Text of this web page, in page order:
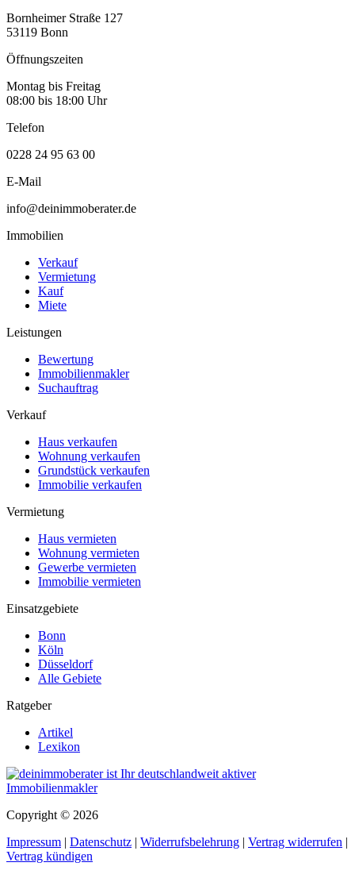
Bornheimer Straße 127
53119 Bonn
Öffnungszeiten
Montag bis Freitag
08:00 bis 18:00 Uhr
Telefon
0228 24 95 63 00
E-Mail
info@deinimmoberater.de
Immobilien
Verkauf
Vermietung
Kauf
Miete
Leistungen
Bewertung
Immobilienmakler
Suchauftrag
Verkauf
Haus verkaufen
Wohnung verkaufen
Grundstück verkaufen
Immobilie verkaufen
Vermietung
Haus vermieten
Wohnung vermieten
Gewerbe vermieten
Immobilie vermieten
Einsatzgebiete
Bonn
Köln
Düsseldorf
Alle Gebiete
Ratgeber
Artikel
Lexikon
Copyright © 2026
Impressum | Datenschutz | Widerrufsbelehrung | Vertrag widerrufen |
Vertrag kündigen